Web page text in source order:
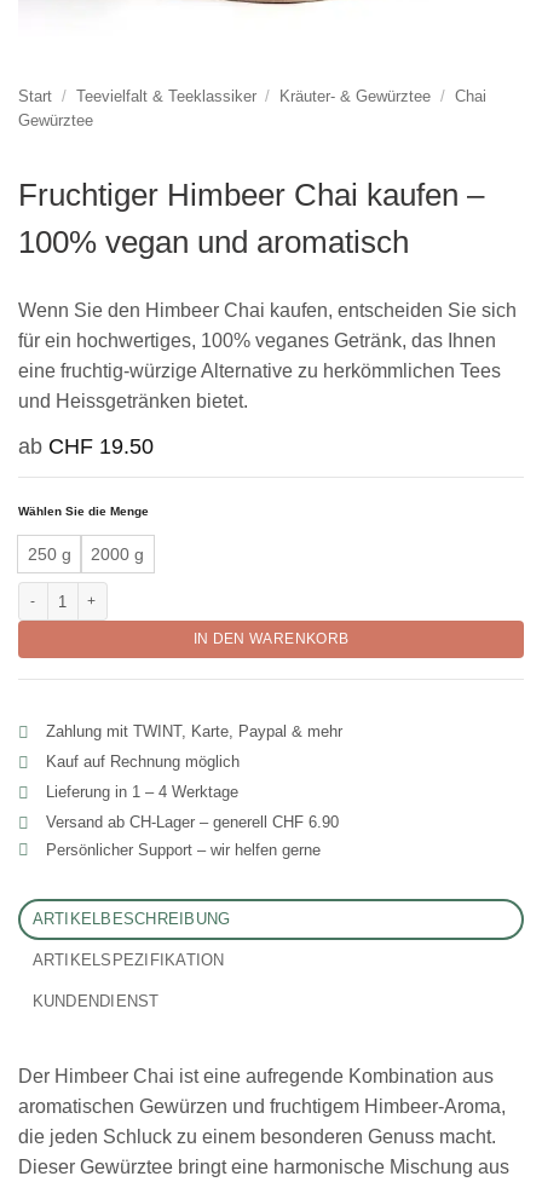
Start / Teevielfalt & Teeklassiker / Kräuter- & Gewürztee / Chai
Gewürztee
Fruchtiger Himbeer Chai kaufen –
100% vegan und aromatisch
Wenn Sie den Himbeer Chai kaufen, entscheiden Sie sich
für ein hochwertiges, 100% veganes Getränk, das Ihnen
eine fruchtig-würzige Alternative zu herkömmlichen Tees
und Heissgetränken bietet.
ab CHF 19.50
Wählen Sie die Menge
250 g 2000 g
IN DEN WARENKORB
Zahlung mit TWINT, Karte, Paypal & mehr
Kauf auf Rechnung möglich
Lieferung in 1 – 4 Werktage
Versand ab CH‑Lager – generell CHF 6.90
Persönlicher Support – wir helfen gerne
ARTIKELBESCHREIBUNG
ARTIKELSPEZIFIKATION
KUNDENDIENST
Der Himbeer Chai ist eine aufregende Kombination aus
aromatischen Gewürzen und fruchtigem Himbeer-Aroma,
die jeden Schluck zu einem besonderen Genuss macht.
Dieser Gewürztee bringt eine harmonische Mischung aus